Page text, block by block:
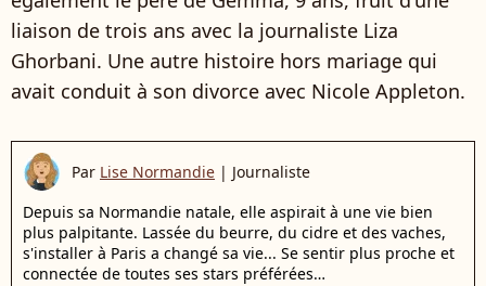
liaison de trois ans avec la journaliste Liza
Ghorbani. Une autre histoire hors mariage qui
avait conduit à son divorce avec Nicole Appleton.
Par Lise Normandie | Journaliste
Depuis sa Normandie natale, elle aspirait à une vie bien
plus palpitante. Lassée du beurre, du cidre et des vaches,
s'installer à Paris a changé sa vie... Se sentir plus proche et
connectée de toutes ses stars préférées…